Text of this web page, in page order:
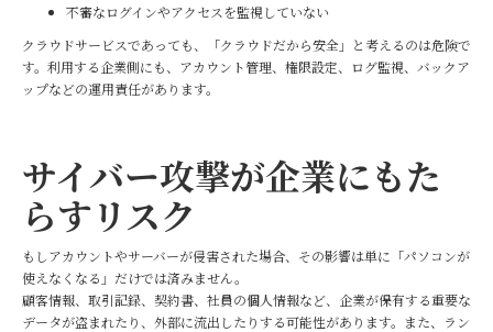
不審なログインやアクセスを監視していない
クラウドサービスであっても、「クラウドだから安全」と考えるのは危険で
す。利用する企業側にも、アカウント管理、権限設定、ログ監視、バックア
ップなどの運用責任があります。
サイバー攻撃が企業にもた
らすリスク
もしアカウントやサーバーが侵害された場合、その影響は単に「パソコンが
使えなくなる」だけでは済みません。
顧客情報、取引記録、契約書、社員の個人情報など、企業が保有する重要な
データが盗まれたり、外部に流出したりする可能性があります。また、ラン